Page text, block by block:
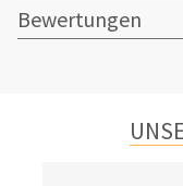
Bewertungen